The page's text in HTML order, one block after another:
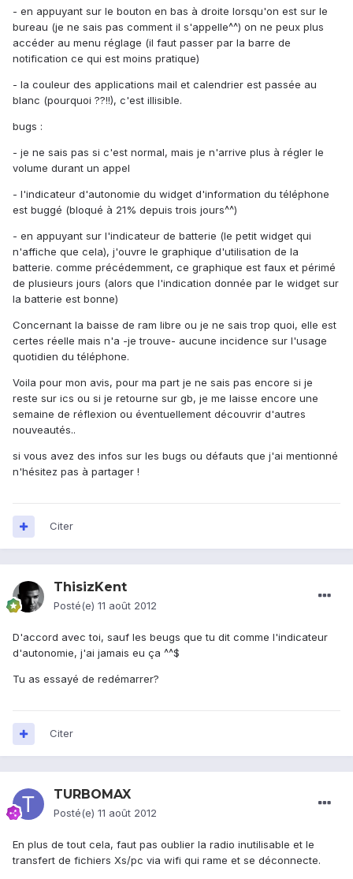
- en appuyant sur le bouton en bas à droite lorsqu'on est sur le
bureau (je ne sais pas comment il s'appelle^^) on ne peux plus
accéder au menu réglage (il faut passer par la barre de
notification ce qui est moins pratique)
- la couleur des applications mail et calendrier est passée au
blanc (pourquoi ??!!), c'est illisible.
bugs :
- je ne sais pas si c'est normal, mais je n'arrive plus à régler le
volume durant un appel
- l'indicateur d'autonomie du widget d'information du téléphone
est buggé (bloqué à 21% depuis trois jours^^)
- en appuyant sur l'indicateur de batterie (le petit widget qui
n'affiche que cela), j'ouvre le graphique d'utilisation de la
batterie. comme précédemment, ce graphique est faux et périmé
de plusieurs jours (alors que l'indication donnée par le widget sur
la batterie est bonne)
Concernant la baisse de ram libre ou je ne sais trop quoi, elle est
certes réelle mais n'a -je trouve- aucune incidence sur l'usage
quotidien du téléphone.
Voila pour mon avis, pour ma part je ne sais pas encore si je
reste sur ics ou si je retourne sur gb, je me laisse encore une
semaine de réflexion ou éventuellement découvrir d'autres
nouveautés..
si vous avez des infos sur les bugs ou défauts que j'ai mentionné
n'hésitez pas à partager !
Citer
ThisizKent
Posté(e) 11 août 2012
D'accord avec toi, sauf les beugs que tu dit comme l'indicateur
d'autonomie, j'ai jamais eu ça ^^$
Tu as essayé de redémarrer?
Citer
TURBOMAX
Posté(e) 11 août 2012
En plus de tout cela, faut pas oublier la radio inutilisable et le
transfert de fichiers Xs/pc via wifi qui rame et se déconnecte.